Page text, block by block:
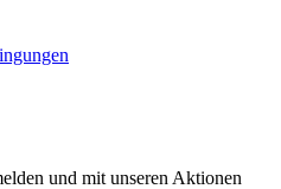
und mit unseren Aktionen